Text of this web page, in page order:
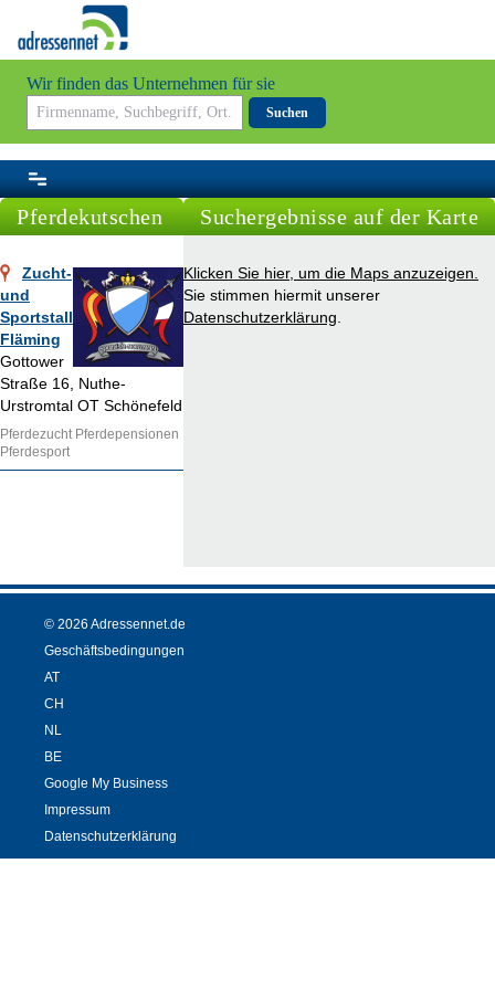
Wir finden das Unternehmen für sie
Suchen
Pferdekutschen
Zucht-
und
Sportstall
Fläming
Gottower
Straße 16, Nuthe-
Urstromtal OT Schönefeld
Pferdezucht Pferdepensionen
Pferdesport
Suchergebnisse auf der Karte
Klicken Sie hier, um die Maps anzuzeigen.
Sie stimmen hiermit unserer
Datenschutzerklärung
© 2026 Adressennet.de
Geschäftsbedingungen
AT
CH
NL
BE
Google My Business
Impressum
Datenschutzerklärung